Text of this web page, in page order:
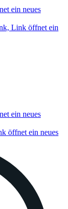
ein neues
Link öffnet ein
ein neues
öffnet ein neues